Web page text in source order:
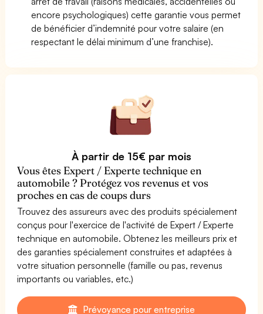
encore psychologiques) cette garantie vous permet
de bénéficier d’indemnité pour votre salaire (en
respectant le délai minimum d’une franchise).
À partir de 15€ par mois
Vous êtes Expert / Experte technique en
automobile ? Protégez vos revenus et vos
proches en cas de coups durs
Trouvez des assureurs avec des produits spécialement
conçus pour l'exercice de l'activité de Expert / Experte
technique en automobile. Obtenez les meilleurs prix et
des garanties spécialement construites et adaptées à
votre situation personnelle (famille ou pas, revenus
importants ou variables, etc.)
Prévoyance pour entreprise